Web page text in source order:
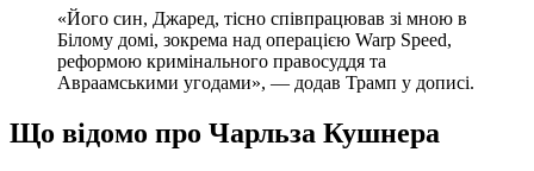
«Його син, Джаред, тісно співпрацював зі мною в
Білому домі, зокрема над операцією Warp Speed,
реформою кримінального правосуддя та
Авраамськими угодами», — додав Трамп у дописі.
Що відомо про Чарльза Кушнера